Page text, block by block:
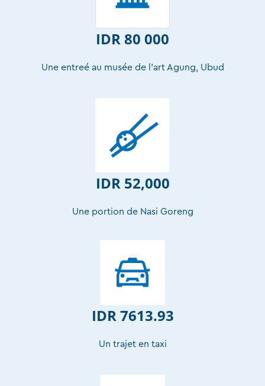
IDR 80 000
Une entreé au musée de l’art Agung, Ubud
IDR 52,000
Une portion de Nasi Goreng
IDR 7613.93
Un trajet en taxi